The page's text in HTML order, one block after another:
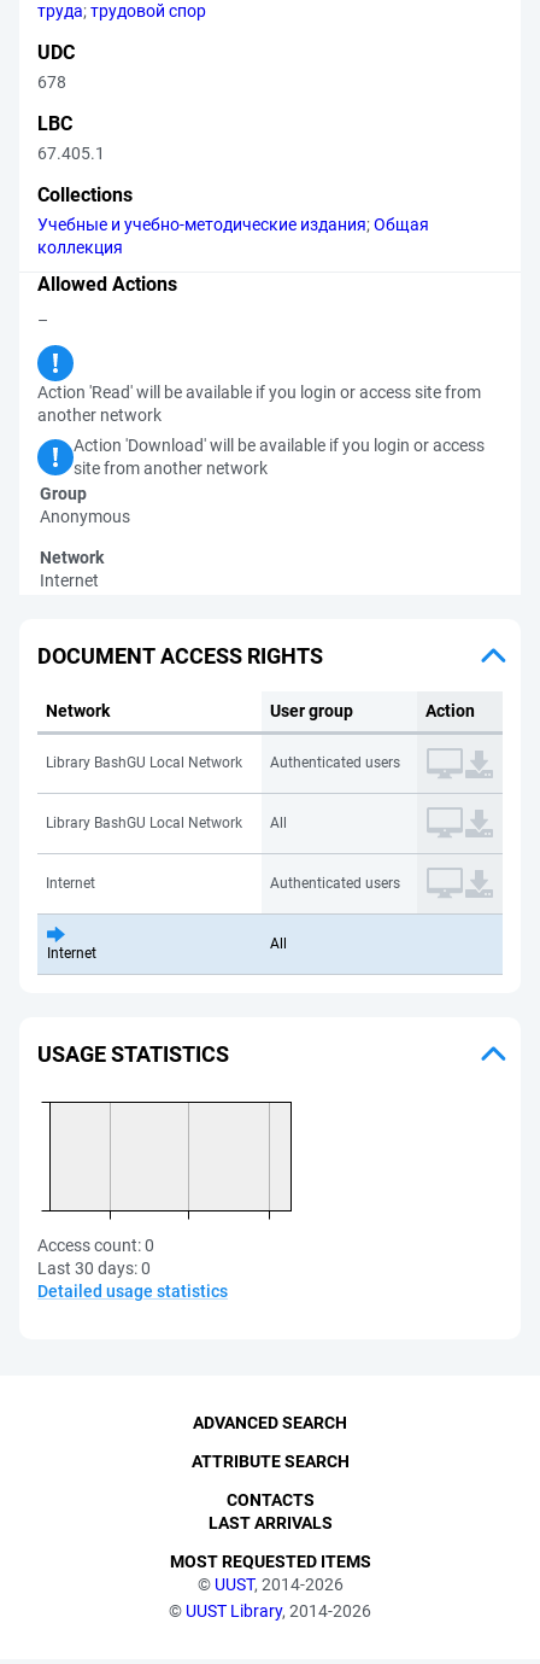
труда;трудовой спор
UDC
678
LBC
67.405.1
Collections
Учебные и учебно-методические издания;Общая
коллекция
Allowed Actions
–
Action 'Read' will be available if you login or access site from
another network
Action 'Download' will be available if you login or access
site from another network
Group
Anonymous
Network
Internet
DOCUMENT ACCESS RIGHTS
Network User group Action
Library BashGU Local Network Authenticated users
Library BashGU Local Network All
Internet Authenticated users
Internet
All
USAGE STATISTICS
Access count:0
Last 30 days:0
Detailed usage statistics
© UUST, 2014-2026
© UUST Library, 2014-2026
ADVANCED SEARCH
ATTRIBUTE SEARCH
CONTACTS
LAST ARRIVALS
MOST REQUESTED ITEMS